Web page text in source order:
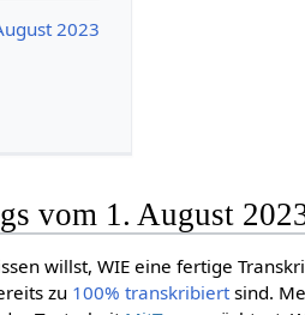
2023
vom 1. August
willst, WIE eine fertige
zu 100% transkribiertsind.